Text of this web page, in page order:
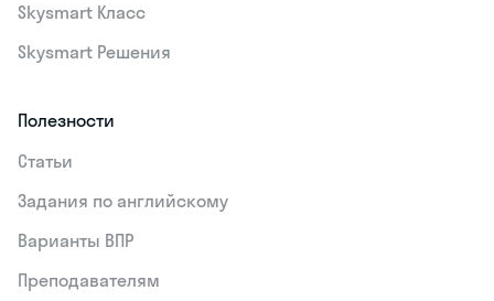
Skysmart Класс
Skysmart Решения
Полезности
Статьи
Задания по английскому
Варианты ВПР
Преподавателям